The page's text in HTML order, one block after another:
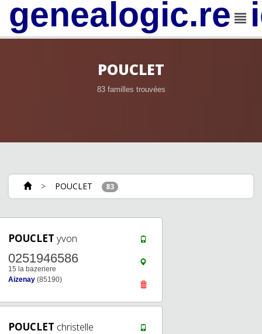
POUCLET
83 familles trouvées
> POUCLET 83
POUCLET yvon
0251946586
15 la bazeriere
Aizenay (85190)
POUCLET christelle